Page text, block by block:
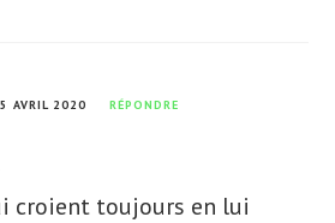
AVRIL 2020 RÉPONDRE
croient toujours en lui